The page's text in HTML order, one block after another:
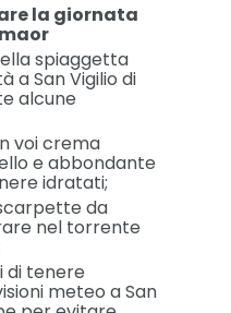
la giornata
spiaggetta
a San Vigilio di
alcune
crema
e abbondante
idratati;
da
nel torrente
tenere
meteo a San